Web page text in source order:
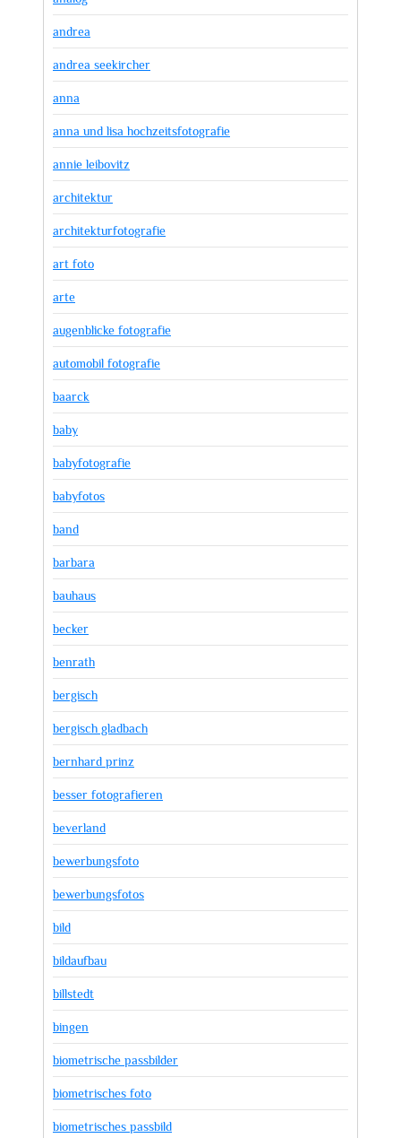
andrea
andrea seekircher
anna
anna und lisa hochzeitsfotografie
annie leibovitz
architektur
architekturfotografie
art foto
arte
augenblicke fotografie
automobil fotografie
baarck
baby
babyfotografie
babyfotos
band
barbara
bauhaus
becker
benrath
bergisch
bergisch gladbach
bernhard prinz
besser fotografieren
beverland
bewerbungsfoto
bewerbungsfotos
bild
bildaufbau
billstedt
bingen
biometrische passbilder
biometrisches foto
biometrisches passbild